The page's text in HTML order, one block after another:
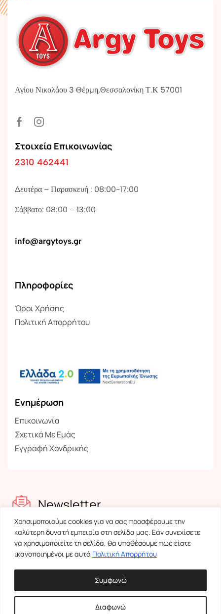
Χρησιμοποιούμε cookies για να σας προσφέρουμε την
καλύτερη δυνατή εμπειρία στη σελίδα μας. Εάν συνεχίσετε
να χρησιμοποιείτε τη σελίδα, θα υποθέσουμε πως είστε
ικανοποιημένοι με αυτό Πολιτική Απορρήτου
Διαφωνώ
Συμφωνώ
Αγίου Νικολάου 3 Θέρμη,Θεσσαλονίκη Τ.Κ 57001
Στοιχεία Επικοινωνίας
2310 462441
Δευτέρα – Παρασκευή : 08:00-17:00
Σάββατο: 08:00 – 13:00
info@argytoys.gr
Πληροφορίες
Όροι Χρήσης
Πολιτική Απορρήτου
Ενημέρωση
Επικοινωνία
Σχετικά Με Εμάς
Εγγραφή Χονδρικής
Newsletter
Ενημερωθείτε για τα νέα μας